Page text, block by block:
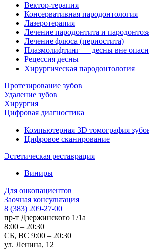
Вектор-терапия
Консервативная пародонтология
Лазеротерапия
Лечение пародонтита и
Лечение флюса (периостита)
Плазмолифтинг — десны вне
Рецессия десны
Хирургическая пародонтология
Протезирование зубов
Удаление зубов
Хирургия
Цифровая диагностика
Компьютерная 3D томография
Цифровое сканирование
Эстетическая реставрация
Виниры
Для онкопациентов
Заочная консультация
8 (383) 209-27-00
пр-т Дзержинского 1/1а
8:00 – 20:30
СБ, ВС 9:00 – 20:30
ул. Ленина, 12